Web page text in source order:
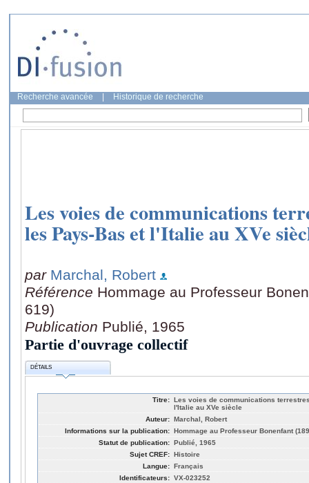
Recherche avancée Historique de recherche
Les voies de communications
les Pays-Bas et l'Italie au XVe
par Marchal, Robert
Référence Hommage au Professeur
619)
Publication Publié, 1965
Partie d'ouvrage collectif
DÉTAILS
Titre: Les voies de communications
l'Italie au XVe siècle
Auteur: Marchal, Robert
Informations sur la publication: Hommage au Professeur Bonenfant
Statut de publication: Publié, 1965
Sujet CREF: Histoire
Langue: Français
Identificateurs: VX-023252